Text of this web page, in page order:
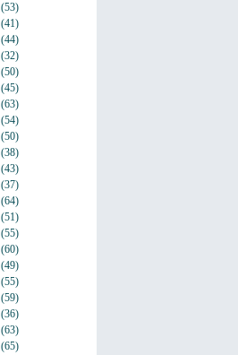
(53)
(41)
(44)
(32)
(50)
(45)
(63)
(54)
(50)
(38)
(43)
(37)
(64)
(51)
(55)
(60)
(49)
(55)
(59)
(36)
(63)
(65)